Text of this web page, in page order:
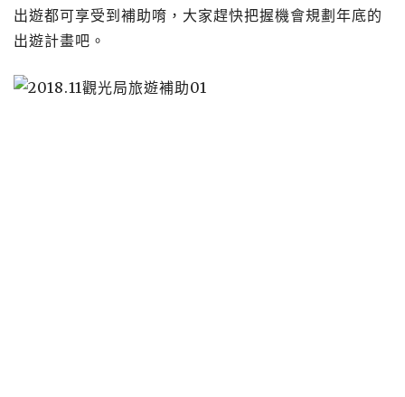
出遊都可享受到補助唷，大家趕快把握機會規劃年底的
出遊計畫吧。